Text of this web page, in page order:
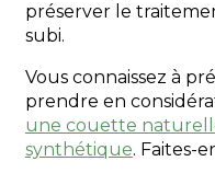
préserver le
subi.
Vous connaissez à
prendre en
une couette
synthétique. Faites-